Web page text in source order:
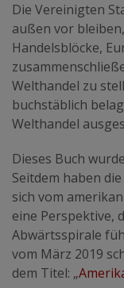
Die Vereinigten
außen vor
Handelsblöcke,
Welthandel zu
buchstäblich
Welthandel
Dieses Buch
Seitdem haben
sich vom
eine Perspektive,
Abwärtsspirale
vom März 2019
dem Titel: „